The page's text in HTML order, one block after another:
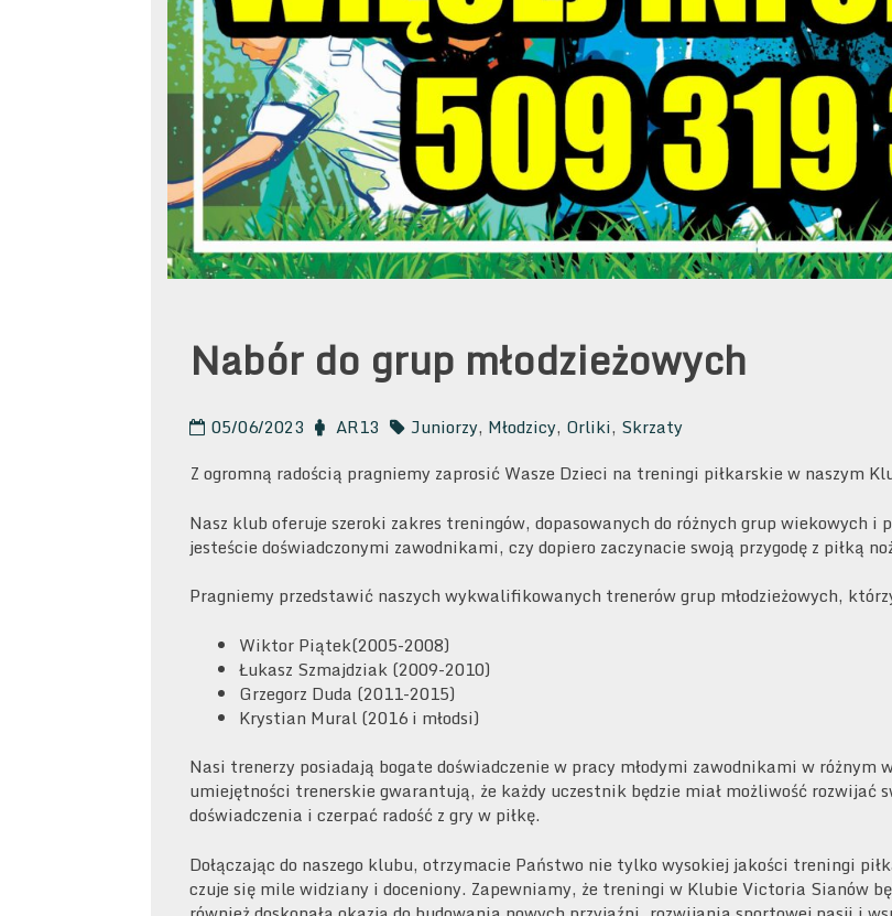
Nabór do grup młodzieżowych
05/06/2023 AR13 Juniorzy, Młodzicy, Orliki, Skrzaty
Z ogromną radością pragniemy zaprosić Wasze Dzieci na treningi piłkarskie w naszym
Nasz klub oferuje szeroki zakres treningów, dopasowanych do różnych grup wiekowych i
jesteście doświadczonymi zawodnikami, czy dopiero zaczynacie swoją przygodę z piłką
Pragniemy przedstawić naszych wykwalifikowanych trenerów grup młodzieżowych,
Wiktor Piątek(2005-2008)
Łukasz Szmajdziak (2009-2010)
Grzegorz Duda (2011-2015)
Krystian Mural (2016 i młodsi)
Nasi trenerzy posiadają bogate doświadczenie w pracy młodymi zawodnikami w
umiejętności trenerskie gwarantują, że każdy uczestnik będzie miał możliwość rozwijać
doświadczenia i czerpać radość z gry w piłkę.
Dołączając do naszego klubu, otrzymacie Państwo nie tylko wysokiej jakości treningi
czuje się mile widziany i doceniony. Zapewniamy, że treningi w Klubie Victoria Sianów